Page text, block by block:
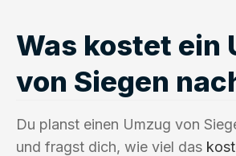
Was kostet ein
von Siegen
Du planst einen Umzug von
und fragst dich, wie viel das